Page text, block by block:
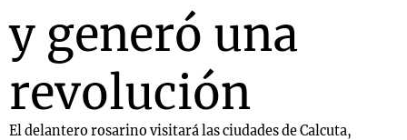
y generó una
revolución
El delantero rosarino visitará las ciudades de Calcuta,